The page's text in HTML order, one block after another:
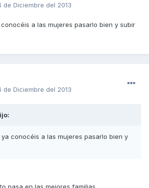
de Diciembre del 2013
a las mujeres pasarlo bien y subir
de Diciembre del 2013
conocéis a las mujeres pasarlo bien y
pasa en las mejores familias.